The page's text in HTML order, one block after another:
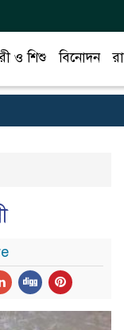
ও শিশু বিনোদন